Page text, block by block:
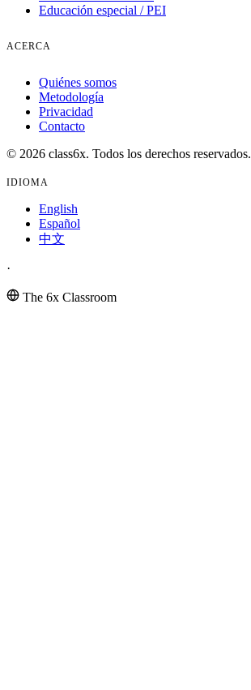
Educación especial / PEI
ACERCA
Quiénes somos
Metodología
Privacidad
Contacto
© 2026 class6x. Todos los derechos reservados.
IDIOMA
English
Español
中文
·
The 6x Classroom